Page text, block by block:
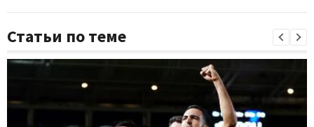
Статьи по теме